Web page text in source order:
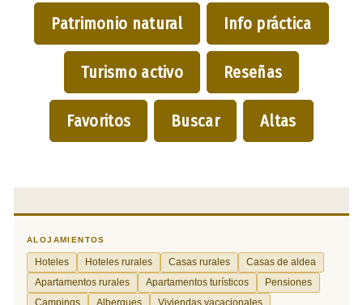
Patrimonio natural Info práctica
Turismo activo Reseñas
Favoritos Buscar Altas